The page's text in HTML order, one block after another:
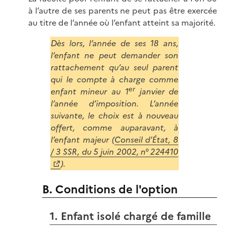
à l’autre de ses parents ne peut pas être exercée
au titre de l’année où l’enfant atteint sa majorité.
Dès lors, l’année de ses 18 ans,
l’enfant ne peut demander son
rattachement qu’au seul parent
qui le compte à charge comme
enfant mineur au 1erjanvier de
l’année d’imposition. L’année
suivante, le choix est à nouveau
offert, comme auparavant, à
l’enfant majeur (Conseil d'État, 8
/ 3 SSR, du 5 juin 2002, n° 224410
).
B. Conditions de l'option
1. Enfant isolé chargé de famille